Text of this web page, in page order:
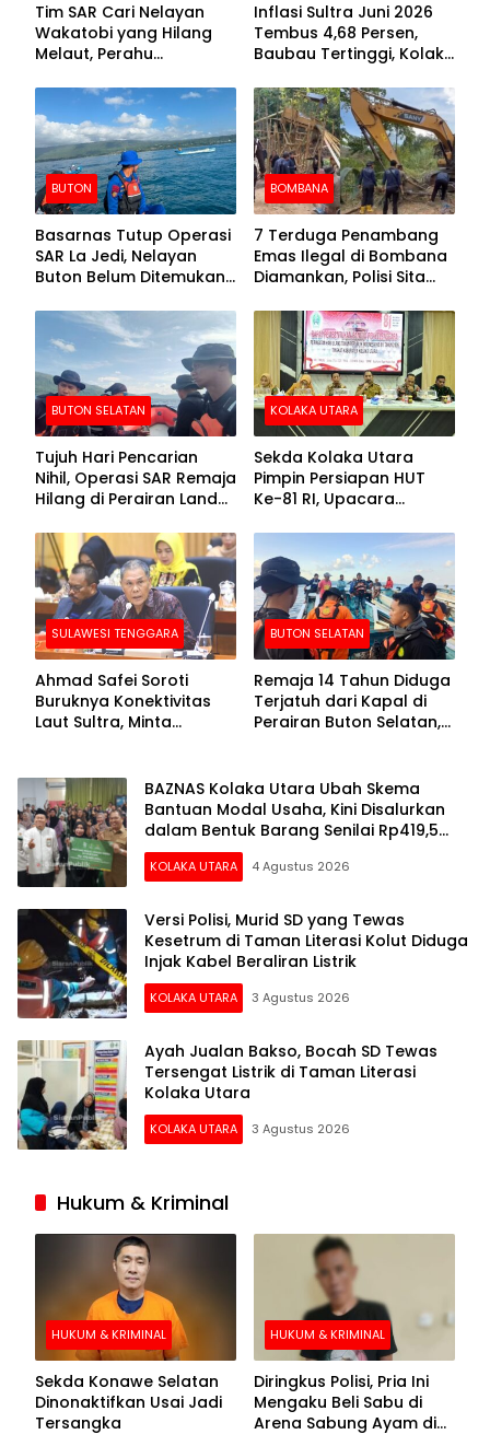
Tim SAR Cari Nelayan
Wakatobi yang Hilang
Melaut, Perahu
Kemasukan Air
Inflasi Sultra Juni 2026
Tembus 4,68 Persen,
Baubau Tertinggi, Kolaka
BUTON
Basarnas Tutup Operasi
SAR La Jedi, Nelayan
Buton Belum Ditemukan
BOMBANA
7 Terduga Penambang
Emas Ilegal di Bombana
Diamankan, Polisi Sita
Crusher
BUTON SELATAN
Tujuh Hari Pencarian
Nihil, Operasi SAR Remaja
Hilang di Perairan Lande
KOLAKA UTARA
Sekda Kolaka Utara
Pimpin Persiapan HUT
Ke-81 RI, Upacara
SULAWESI TENGGARA
Ahmad Safei Soroti
Buruknya Konektivitas
Laut Sultra, Minta
BUTON SELATAN
Remaja 14 Tahun Diduga
Terjatuh dari Kapal di
Perairan Buton Selatan,
BAZNAS Kolaka Utara Ubah Skema
Bantuan Modal Usaha, Kini Disalurkan
dalam Bentuk Barang Senilai Rp419,5
Juta
KOLAKA UTARA 4 Agustus 2026
Versi Polisi, Murid SD yang Tewas
Kesetrum di Taman Literasi Kolut Diduga
Injak Kabel Beraliran Listrik
KOLAKA UTARA 3 Agustus 2026
Ayah Jualan Bakso, Bocah SD Tewas
Tersengat Listrik di Taman Literasi
Kolaka Utara
KOLAKA UTARA 3 Agustus 2026
Hukum & Kriminal
HUKUM & KRIMINAL
Sekda Konawe Selatan
Dinonaktifkan Usai Jadi
Tersangka
HUKUM & KRIMINAL
Diringkus Polisi, Pria Ini
Mengaku Beli Sabu di
Arena Sabung Ayam di